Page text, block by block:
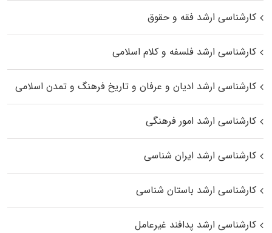
کارشناسی ارشد فقه و حقوق
کارشناسی ارشد فلسفه و کلام اسلامی
کارشناسی ارشد ادیان و عرفان و تاریخ فرهنگ و تمدن اسلامی
کارشناسی ارشد امور فرهنگی
کارشناسی ارشد ایران شناسی
کارشناسی ارشد باستان شناسی
کارشناسی ارشد پدافند غیرعامل